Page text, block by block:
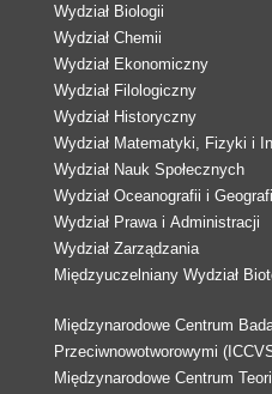
Wydział Biologii
Wydział Chemii
Wydział Ekonomiczny
Wydział Filologiczny
Wydział Historyczny
Wydział Matematyki, Fizyki i
Wydział Nauk Społecznych
Wydział Oceanografii i
Wydział Prawa i Administracji
Wydział Zarządzania
Międzyuczelniany Wydział
Międzynarodowe Centrum
Przeciwnowotworowymi
Międzynarodowe Centrum